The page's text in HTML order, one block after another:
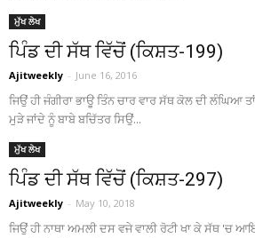
ਮੁੱਖ ਲੇਖ
ਪਿੰਡ ਦੀ ਸੱਥ ਵਿੱਚੋਂ (ਕਿਸ਼ਤ-199)
Ajitweekly - June 16, 2016
ਜਿਉਂ ਹੀ ਜੰਗੀਰਾ ਭਾਊ ਤਿੰਨ ਚਾਰ ਵਾਰ ਸੱਥ ਕੋਲ ਦੀ ਲੰਘਿਆ
ਮੁੜੇ ਜਾਂਦੇ ਨੂੰ ਬਾਬੇ ਬਚਿੱਤਰ ਸਿਉਂ...
ਮੁੱਖ ਲੇਖ
ਪਿੰਡ ਦੀ ਸੱਥ ਵਿੱਚੋਂ (ਕਿਸ਼ਤ-297)
Ajitweekly - May 10, 2018
ਜਿਉਂ ਹੀ ਨਾਥਾ ਅਮਲੀ ਦਸ ਵਜੇ ਵਾਲੀ ਰੋਟੀ ਖਾ ਕੇ ਸੱਥ 'ਚ